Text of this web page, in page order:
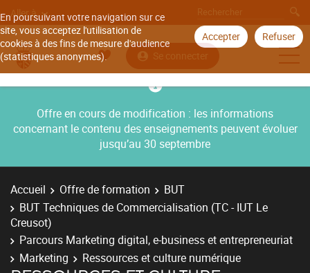
En poursuivant votre navigation sur ce
site, vous acceptez l'utilisation de
cookies à des fins de mesure d'audience
(statistiques anonymes).
Accepter Refuser
Aller à
Se connecter
Offre en cours de modification : les informations
concernant le contenu des enseignements peuvent évoluer
jusqu’au 30 septembre
Accueil Offre de formation
BUT
BUT Techniques de Commercialisation (TC - IUT Le
Creusot)
Parcours Marketing digital, e-business et entrepreneuriat
Marketing
Ressources et culture numérique